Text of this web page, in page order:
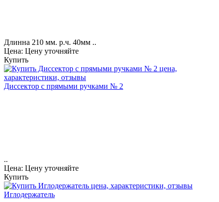
Длинна 210 мм. р.ч. 40мм ..
Цена: Цену уточняйте
Купить
Диссектор с прямыми ручками № 2
..
Цена: Цену уточняйте
Купить
Иглодержатель